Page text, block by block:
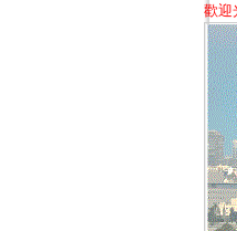
歡迎
1
2
3
4